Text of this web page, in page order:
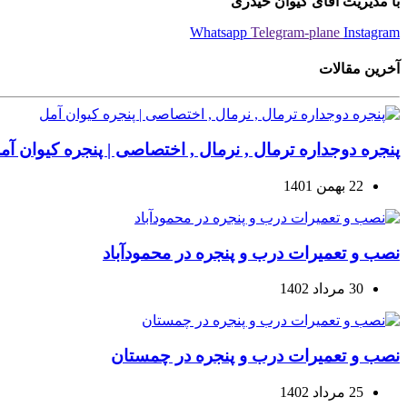
Whatsapp Telegram-plane Instagram
آخرین مقالات
پنجره دوجداره ترمال , نرمال , اختصاصی | پنجره کیوان
22 بهمن 1401
نصب و تعمیرات درب و پنجره در محمودآباد
30 مرداد 1402
نصب و تعمیرات درب و پنجره در چمستان
25 مرداد 1402